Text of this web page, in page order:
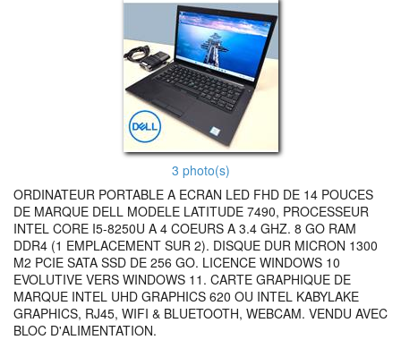
3 photo(s)
ORDINATEUR PORTABLE A ECRAN LED FHD DE 14 POUCES
DE MARQUE DELL MODELE LATITUDE 7490, PROCESSEUR
INTEL CORE I5-8250U A 4 COEURS A 3.4 GHZ. 8 GO RAM
DDR4 (1 EMPLACEMENT SUR 2). DISQUE DUR MICRON 1300
M2 PCIE SATA SSD DE 256 GO. LICENCE WINDOWS 10
EVOLUTIVE VERS WINDOWS 11. CARTE GRAPHIQUE DE
MARQUE INTEL UHD GRAPHICS 620 OU INTEL KABYLAKE
GRAPHICS, RJ45, WIFI & BLUETOOTH, WEBCAM. VENDU AVEC
BLOC D'ALIMENTATION.